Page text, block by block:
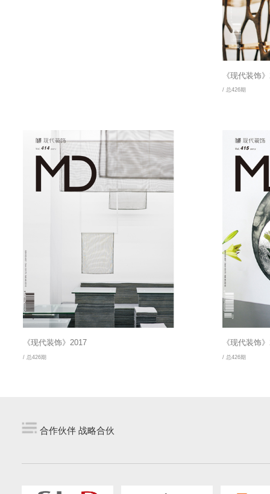
《现代装饰
/ 总426期
《现代装饰》2017
/ 总426期
《现代装饰
/ 总426期
合作伙伴 战略合伙